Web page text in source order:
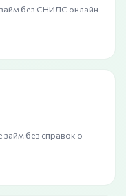
без СНИЛС онлайн
займ без справок о